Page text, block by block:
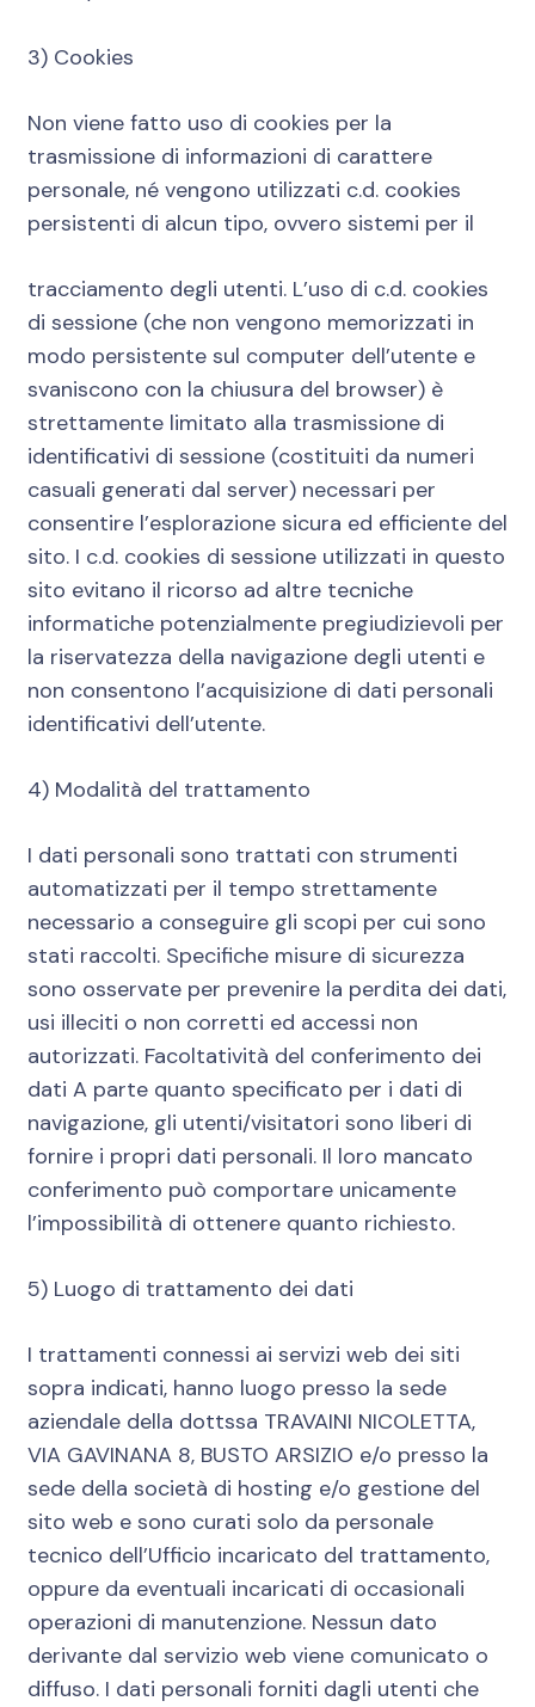
3) Cookies
Non viene fatto uso di cookies per la
trasmissione di informazioni di carattere
personale, né vengono utilizzati c.d. cookies
persistenti di alcun tipo, ovvero sistemi per il
tracciamento degli utenti. L’uso di c.d. cookies
di sessione (che non vengono memorizzati in
modo persistente sul computer dell’utente e
svaniscono con la chiusura del browser) è
strettamente limitato alla trasmissione di
identificativi di sessione (costituiti da numeri
casuali generati dal server) necessari per
consentire l’esplorazione sicura ed efficiente del
sito. I c.d. cookies di sessione utilizzati in questo
sito evitano il ricorso ad altre tecniche
informatiche potenzialmente pregiudizievoli per
la riservatezza della navigazione degli utenti e
non consentono l’acquisizione di dati personali
identificativi dell’utente.
4) Modalità del trattamento
I dati personali sono trattati con strumenti
automatizzati per il tempo strettamente
necessario a conseguire gli scopi per cui sono
stati raccolti. Specifiche misure di sicurezza
sono osservate per prevenire la perdita dei dati,
usi illeciti o non corretti ed accessi non
autorizzati. Facoltatività del conferimento dei
dati A parte quanto specificato per i dati di
navigazione, gli utenti/visitatori sono liberi di
fornire i propri dati personali. Il loro mancato
conferimento può comportare unicamente
l’impossibilità di ottenere quanto richiesto.
5) Luogo di trattamento dei dati
I trattamenti connessi ai servizi web dei siti
sopra indicati, hanno luogo presso la sede
aziendale della dottssa TRAVAINI NICOLETTA,
VIA GAVINANA 8, BUSTO ARSIZIO e/o presso la
sede della società di hosting e/o gestione del
sito web e sono curati solo da personale
tecnico dell’Ufficio incaricato del trattamento,
oppure da eventuali incaricati di occasionali
operazioni di manutenzione. Nessun dato
derivante dal servizio web viene comunicato o
diffuso. I dati personali forniti dagli utenti che